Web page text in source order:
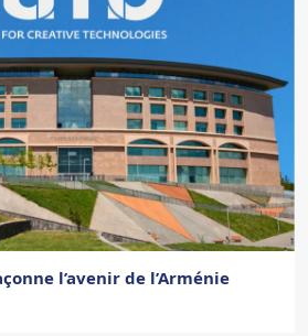
l’avenir de l’Arménie